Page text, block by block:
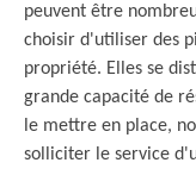
peuvent être
choisir d'utiliser des
propriété. Elles se
grande capacité de
le mettre en place,
solliciter le service